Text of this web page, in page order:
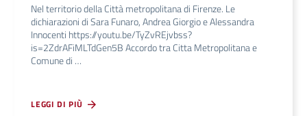
Nel territorio della Città metropolitana di Firenze. Le
dichiarazioni di Sara Funaro, Andrea Giorgio e Alessandra
Innocenti https://youtu.be/TyZvREjvbss?
is=2ZdrAFiMLTdGen5B Accordo tra Citta Metropolitana e
Comune di …
LEGGI DI PIÙ